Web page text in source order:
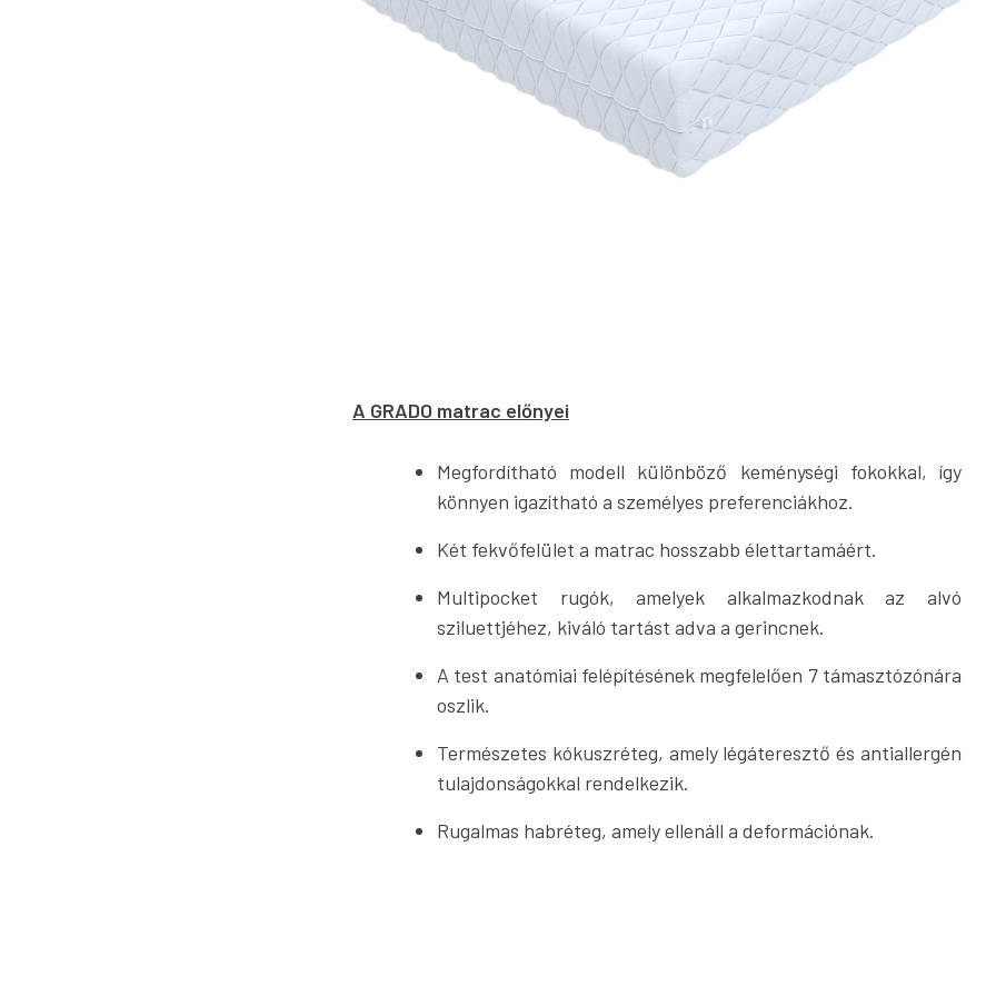
A GRADO matrac előnyei
Megfordítható modell különböző keménységi fokokkal, így
könnyen igazítható a személyes preferenciákhoz.
Két fekvőfelület a matrac hosszabb élettartamáért.
Multipocket rugók, amelyek alkalmazkodnak az alvó
sziluettjéhez, kiváló tartást adva a gerincnek.
A test anatómiai felépítésének megfelelően 7 támasztózónára
oszlik.
Természetes kókuszréteg, amely légáteresztő és antiallergén
tulajdonságokkal rendelkezik.
Rugalmas habréteg, amely ellenáll a deformációnak.